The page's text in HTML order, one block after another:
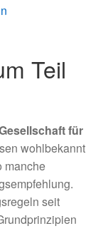
Teil
für
wohlbekannt
manche
seit